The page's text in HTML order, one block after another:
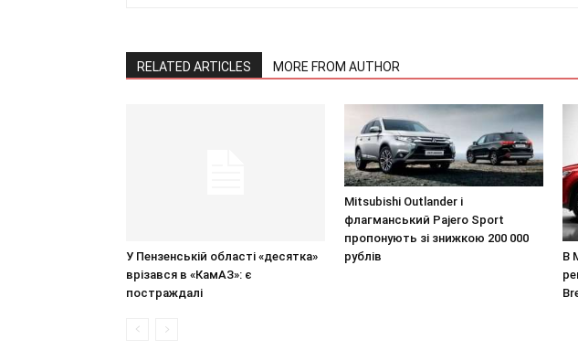
RELATED ARTICLES MORE FROM AUTHOR
У Пензенській області «десятка»
врізався в «КамАЗ»: є
постраждалі
Mitsubishi Outlander і
флагманський Pajero Sport
пропонують зі знижкою 200 000
рублів
В